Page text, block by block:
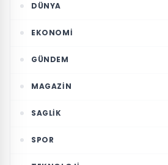
DÜNYA
EKONOMI
GÜNDEM
MAGAZIN
SAGLIK
SPOR